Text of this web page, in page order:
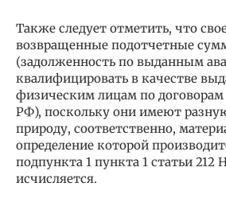
Также следует отметить, что
возвращенные подотчетные
(задолженность по выданным
квалифицировать в качестве
физическим лицам по договорам
РФ), поскольку они имеют
природу, соответственно,
определение которой
подпункта 1 пункта 1 статьи 212
исчисляется.